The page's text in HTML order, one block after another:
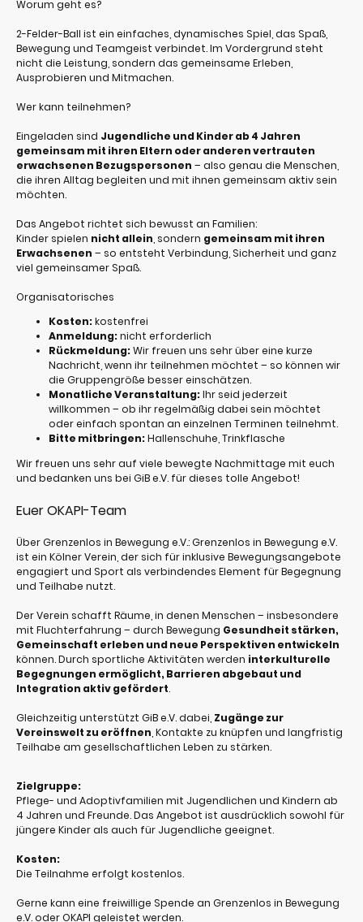
Worum geht es?
2-Felder-Ball ist ein einfaches, dynamisches Spiel, das Spaß,
Bewegung und Teamgeist verbindet. Im Vordergrund steht
nicht die Leistung, sondern das gemeinsame Erleben,
Ausprobieren und Mitmachen.
Wer kann teilnehmen?
Eingeladen sind Jugendliche und Kinder ab 4 Jahren
gemeinsam mit ihren Eltern oder anderen vertrauten
erwachsenen Bezugspersonen – also genau die Menschen,
die ihren Alltag begleiten und mit ihnen gemeinsam aktiv sein
möchten.
Das Angebot richtet sich bewusst an Familien:
Kinder spielen nicht allein , sondern gemeinsam mit ihren
Erwachsenen – so entsteht Verbindung, Sicherheit und ganz
viel gemeinsamer Spaß.
Organisatorisches
Kosten:kostenfrei
Anmeldung:nicht erforderlich
Rückmeldung:Wir freuen uns sehr über eine kurze
Nachricht, wenn ihr teilnehmen möchtet – so können wir
die Gruppengröße besser einschätzen.
Monatliche Veranstaltung:Ihr seid jederzeit
willkommen – ob ihr regelmäßig dabei sein möchtet
oder einfach spontan an einzelnen Terminen teilnehmt.
Bitte mitbringen:Hallenschuhe, Trinkflasche
Wir freuen uns sehr auf viele bewegte Nachmittage mit euch
und bedanken uns bei GiB e.V. für dieses tolle Angebot!
Euer OKAPI-Team
Über Grenzenlos in Bewegung e.V.:Grenzenlos in Bewegung e.V.
ist ein Kölner Verein, der sich für inklusive Bewegungsangebote
engagiert und Sport als verbindendes Element für Begegnung
und Teilhabe nutzt.
Der Verein schafft Räume, in denen Menschen – insbesondere
mit Fluchterfahrung – durch Bewegung Gesundheit stärken,
Gemeinschaft erleben und neue Perspektiven entwickeln
können. Durch sportliche Aktivitäten werden interkulturelle
Begegnungen ermöglicht, Barrieren abgebaut und
Integration aktiv gefördert.
Gleichzeitig unterstützt GiB e.V. dabei, Zugänge zur
Vereinswelt zu eröffnen , Kontakte zu knüpfen und langfristig
Teilhabe am gesellschaftlichen Leben zu stärken.
Zielgruppe:
Pflege- und Adoptivfamilien mit Jugendlichen und Kindern ab
4 Jahren und Freunde. Das Angebot ist ausdrücklich sowohl für
jüngere Kinder als auch für Jugendliche geeignet.
Kosten:
Die Teilnahme erfolgt kostenlos.
Gerne kann eine freiwillige Spende an Grenzenlos in Bewegung
e.V. oder OKAPI geleistet werden.